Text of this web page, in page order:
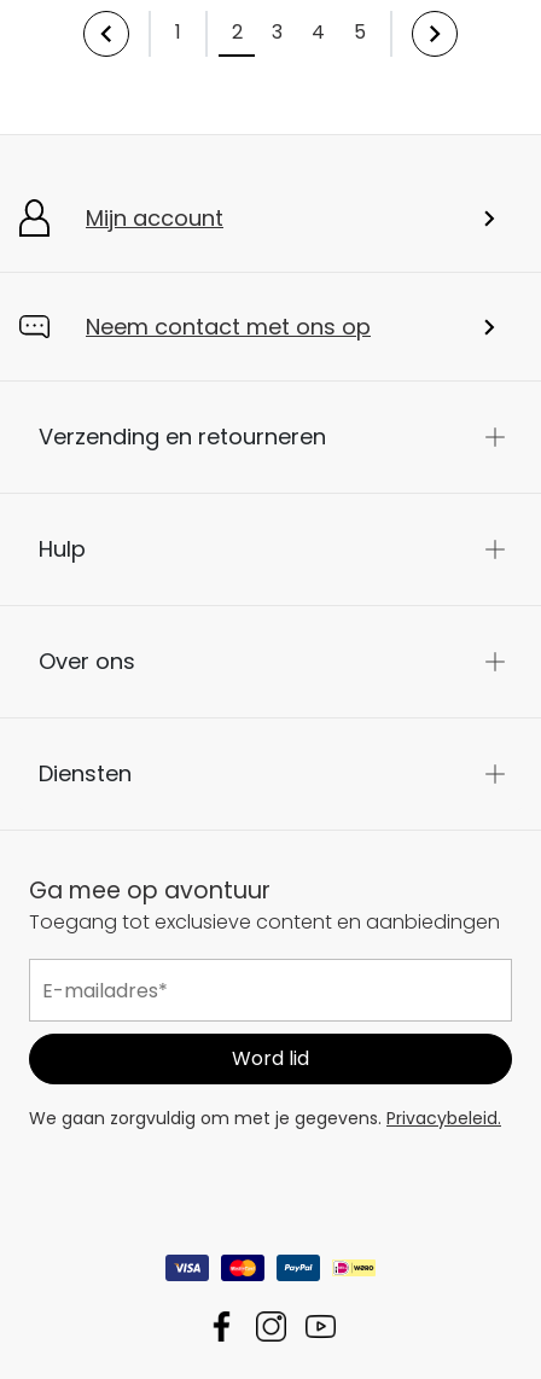
1
2 3 4 5
Mijn account
Neem contact met ons op
Verzending en retourneren
Hulp
Over ons
Diensten
Ga mee op avontuur
Toegang tot exclusieve content en aanbiedingen
We gaan zorgvuldig om met je gegevens. Privacybeleid.